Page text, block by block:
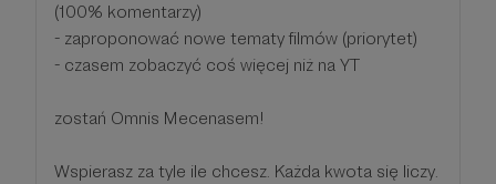
(100% komentarzy)
- zaproponować nowe tematy filmów (priorytet)
- czasem zobaczyć coś więcej niż na YT
zostań Omnis Mecenasem!
Wspierasz za tyle ile chcesz. Każda kwota się liczy.